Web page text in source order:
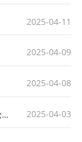
2025-04-11
2025-04-09
2025-04-08
芜湖市大数据公司、安徽新智算力科技有限公司来我校调研交流 2025-04-03